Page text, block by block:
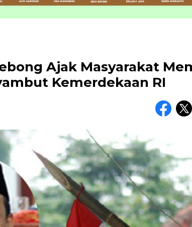
Ajak Masyarakat
Kemerdekaan RI